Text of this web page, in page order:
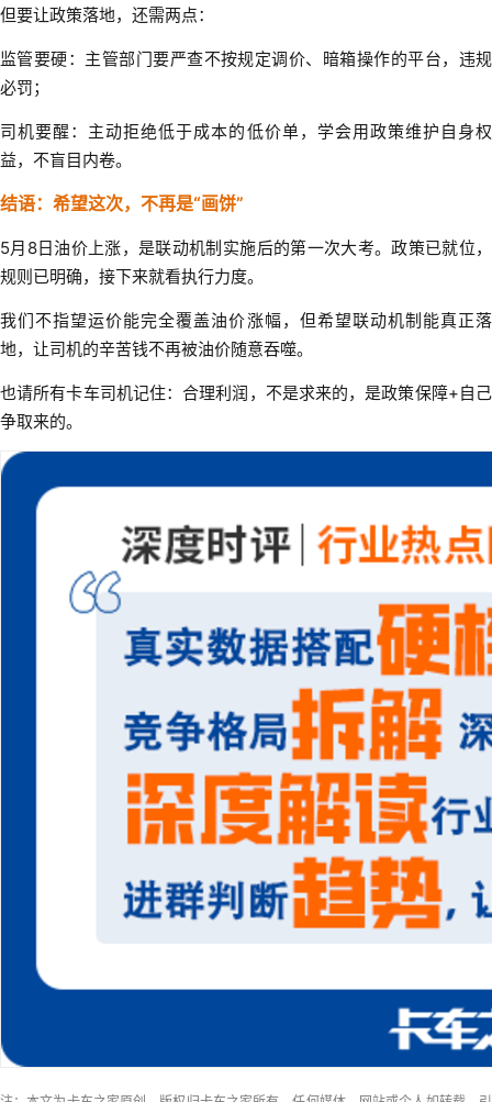
但要让政策落地，还需两点：
监管要硬：主管部门要严查不按规定调价、暗箱操作的平台，违规
必罚；
司机要醒：主动拒绝低于成本的低价单，学会用政策维护自身权
益，不盲目内卷。
结语：希望这次，不再是“画饼”
5月8日油价上涨，是联动机制实施后的第一次大考。政策已就位，
规则已明确，接下来就看执行力度。
我们不指望运价能完全覆盖油价涨幅，但希望联动机制能真正落
地，让司机的辛苦钱不再被油价随意吞噬。
也请所有卡车司机记住：合理利润，不是求来的，是政策保障+自己
争取来的。